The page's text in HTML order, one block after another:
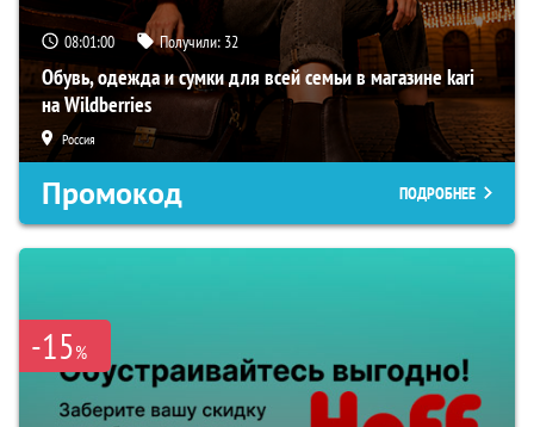
08:00:59 Получили: 32
Обувь, одежда и сумки для всей семьи в магазине kari
на Wildberries
Россия
Промокод ПОДРОБНЕЕ
-15%